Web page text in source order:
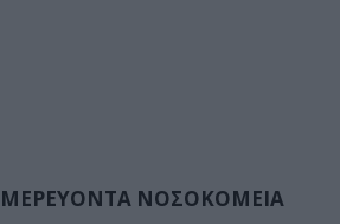
ΝΟΣΟΚΟΜΕΙΑ